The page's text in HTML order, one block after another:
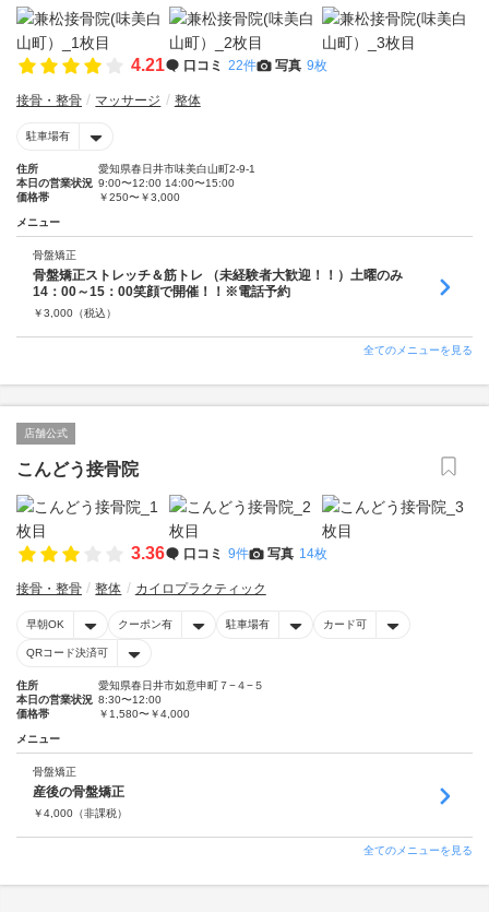
4.21 口コミ 22件 写真 9枚
接骨・整骨 マッサージ 整体
駐車場有
住所
愛知県春日井市味美白山町2-9-1
本日の営業状況 9:00〜12:00 14:00〜15:00
価格帯
￥250〜￥3,000
メニュー
骨盤矯正
骨盤矯正ストレッチ＆筋トレ （未経験者大歓迎！！）土曜のみ
14：00～15：00笑顔で開催！！※電話予約
￥3,000 （税込）
全てのメニューを見る
店舗公式
こんどう接骨院
3.36 口コミ 9件 写真 14枚
接骨・整骨 整体 カイロプラクティック
早朝OK クーポン有 駐車場有 カード可
QRコード決済可
住所
愛知県春日井市如意申町７−４−５
本日の営業状況 8:30〜12:00
価格帯
￥1,580〜￥4,000
メニュー
骨盤矯正
産後の骨盤矯正
￥4,000 （非課税）
全てのメニューを見る